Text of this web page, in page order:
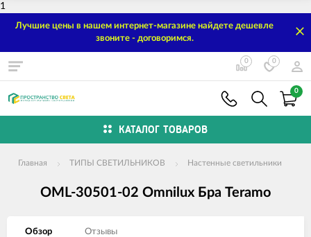
1
Лучшие цены в нашем интернет-магазине найдете дешевле
звоните - договоримся.
0 0
0
КАТАЛОГ ТОВАРОВ
Главная ТИПЫ СВЕТИЛЬНИКОВ Настенные светильники
OML-30501-02 Omnilux Бра Teramo
Обзор Отзывы